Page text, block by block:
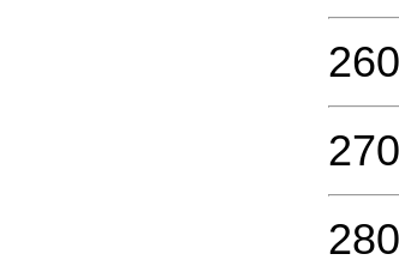
260
270
280